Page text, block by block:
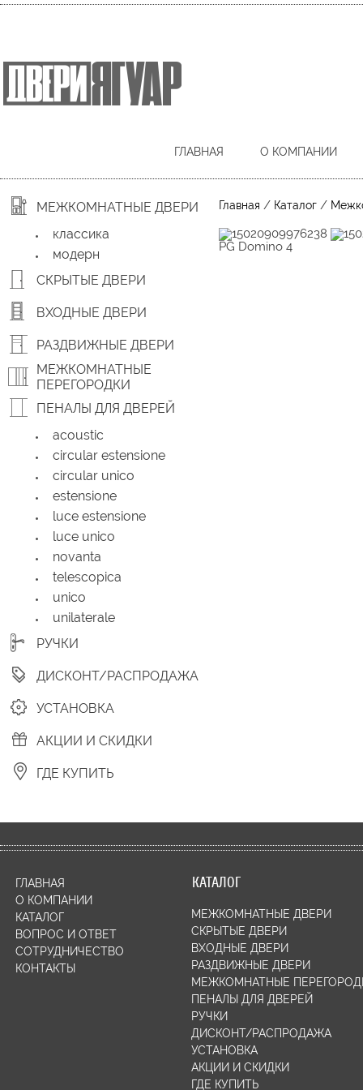
ГЛАВНАЯ О КОМПАНИИ
МЕЖКОМНАТНЫЕ ДВЕРИ
классика
модерн
СКРЫТЫЕ ДВЕРИ
ВХОДНЫЕ ДВЕРИ
РАЗДВИЖНЫЕ ДВЕРИ
МЕЖКОМНАТНЫЕ
ПЕРЕГОРОДКИ
ПЕНАЛЫ ДЛЯ ДВЕРЕЙ
acoustic
circular estensione
circular unico
estensione
luce estensione
luce unico
novanta
telescopica
unico
unilaterale
РУЧКИ
ДИСКОНТ/РАСПРОДАЖА
УСТАНОВКА
АКЦИИ И СКИДКИ
ГДЕ КУПИТЬ
Главная / Каталог /
PG Domino 4
ГЛАВНАЯ
О КОМПАНИИ
КАТАЛОГ
ВОПРОС И ОТВЕТ
СОТРУДНИЧЕСТВО
КОНТАКТЫ
КАТАЛОГ
МЕЖКОМНАТНЫЕ ДВЕРИ
СКРЫТЫЕ ДВЕРИ
ВХОДНЫЕ ДВЕРИ
РАЗДВИЖНЫЕ ДВЕРИ
МЕЖКОМНАТНЫЕ
ПЕНАЛЫ ДЛЯ ДВЕРЕЙ
РУЧКИ
ДИСКОНТ/РАСПРОДАЖА
УСТАНОВКА
АКЦИИ И СКИДКИ
ГДЕ КУПИТЬ